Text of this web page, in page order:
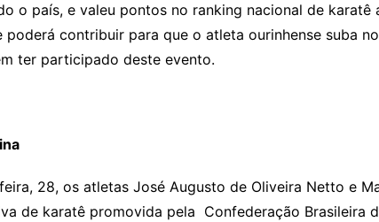
o país, e valeu pontos no ranking nacional de karatê
contribuir para que o atleta ourinhense suba
ter participado deste evento.
28, os atletas José Augusto de Oliveira Netto e
de karatê promovida pela Confederação Brasileira